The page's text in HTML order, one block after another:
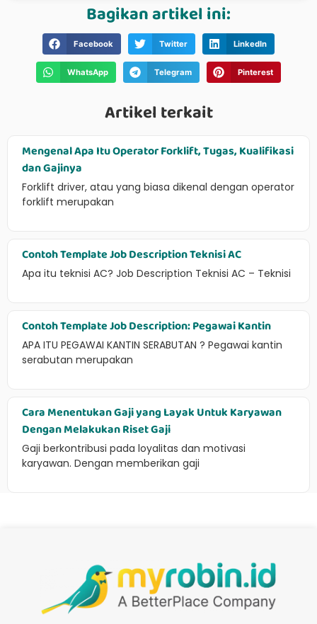
Bagikan artikel ini:
Facebook Twitter LinkedIn
WhatsApp Telegram Pinterest
Artikel terkait
Mengenal Apa Itu Operator Forklift, Tugas, Kualifikasi
dan Gajinya
Forklift driver, atau yang biasa dikenal dengan operator
forklift merupakan
Contoh Template Job Description Teknisi AC
Apa itu teknisi AC? Job Description Teknisi AC – Teknisi
Contoh Template Job Description: Pegawai Kantin
APA ITU PEGAWAI KANTIN SERABUTAN ? Pegawai kantin
serabutan merupakan
Cara Menentukan Gaji yang Layak Untuk Karyawan
Dengan Melakukan Riset Gaji
Gaji berkontribusi pada loyalitas dan motivasi
karyawan. Dengan memberikan gaji